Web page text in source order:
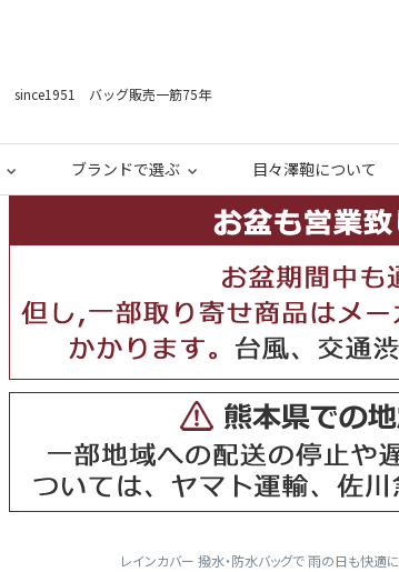
since1951 バッグ販売一筋75年
ブランドで選ぶ 目々澤鞄について
レインカバー 撥水・防水バッグで 雨の日も快適に